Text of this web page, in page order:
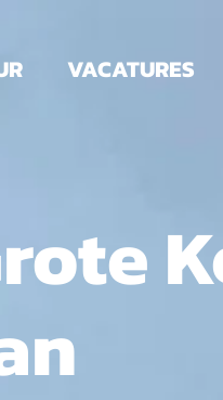
VACATURES